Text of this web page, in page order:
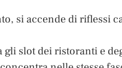
si accende di riflessi
slot dei ristoranti e